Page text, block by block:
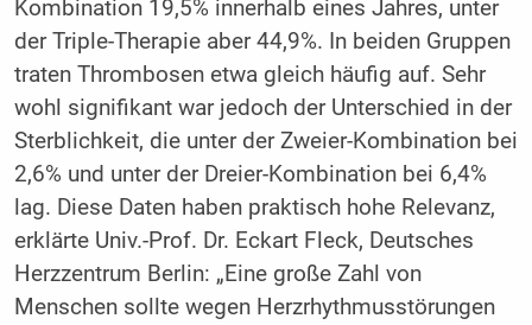
Kombination 19,5% innerhalb eines Jahres, unter
der Triple-Therapie aber 44,9%. In beiden Gruppen
traten Thrombosen etwa gleich häufig auf. Sehr
wohl signifikant war jedoch der Unterschied in der
Sterblichkeit, die unter der Zweier-Kombination bei
2,6% und unter der Dreier-Kombination bei 6,4%
lag. Diese Daten haben praktisch hohe Relevanz,
erklärte Univ.-Prof. Dr. Eckart Fleck, Deutsches
Herzzentrum Berlin: „Eine große Zahl von
Menschen sollte wegen Herzrhythmusstörungen